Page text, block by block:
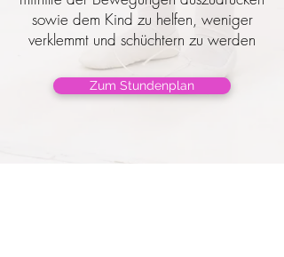
sowie dem Kind zu helfen, weniger
verklemmt und schüchtern zu werden
Zum Stundenplan